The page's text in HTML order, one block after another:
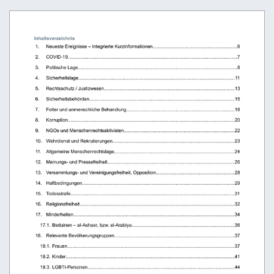
Inhaltsverzeichnis
1.
Neueste Ereignisse – Integrierte Kurzinformationen................................................................6
2.
COVID-19..................................................................................................................................7
3.
Politische Lage..........................................................................................................................8
4.
Sicherheitslage........................................................................................................................11
5.
Rechtsschutz / Justizwesen....................................................................................................13
6.
Sicherheitsbehörden...............................................................................................................15
7.
Folter und unmenschliche Behandlung...................................................................................18
8.
Korruption................................................................................................................................20
9.
NGOs und Menschenrechtsaktivisten.....................................................................................22
10.
Wehrdienst und Rekrutierungen.............................................................................................23
11.
Allgemeine Menschenrechtslage............................................................................................24
12.
Meinungs- und Pressefreiheit.................................................................................................26
13.
Versammlungs- und Vereinigungsfreiheit, Opposition............................................................28
14.
Haftbedingungen.....................................................................................................................29
15.
Todesstrafe..............................................................................................................................31
16.
Religionsfreiheit.......................................................................................................................32
17.
Minderheiten...........................................................................................................................34
17.1. Beduinen – al-Ashaer, bzw. al-Arabiya...............................................................................36
18.
Relevante Bevölkerungsgruppen............................................................................................37
18.1. Frauen................................................................................................................................37
18.2. Kinder.................................................................................................................................41
18.3. LGBTI-Personen................................................................................................................44